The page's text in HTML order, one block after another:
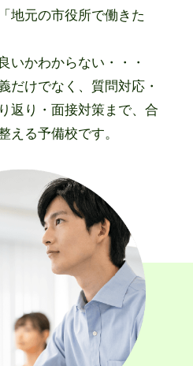
地元の市役所で働きた
いかわからない・・・
だけでなく、質問対応・
返り・面接対策まで、合
える予備校です。